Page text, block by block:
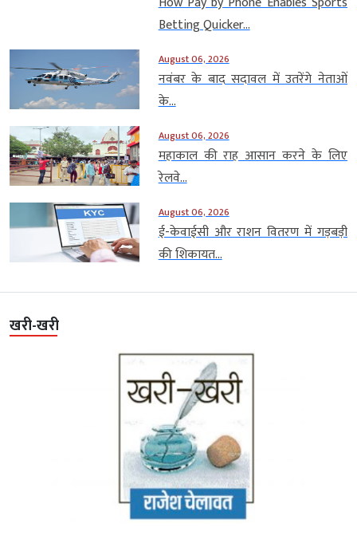
Betting Quicker...
August 06, 2026
नवंबर के बाद सदावल में उतरेंगे नेताओं
के...
August 06, 2026
महाकाल की राह आसान करने के लिए
रेलवे...
August 06, 2026
ई-केवाईसी और राशन वितरण में गड़बड़ी
की शिकायत...
खरी-खरी